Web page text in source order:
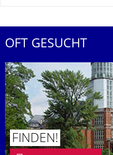
OFT GESUCHT
FINDEN!